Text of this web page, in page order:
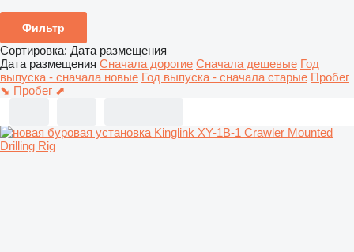
Фильтр
Сортировка: Дата размещения
Дата размещения Сначала дорогие Сначала дешевые Год
выпуска - сначала новые Год выпуска - сначала старые Пробег
⬊ Пробег ⬈